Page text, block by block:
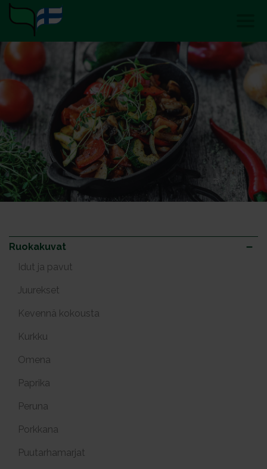
Ruokakuvat
Idut ja pavut
Juurekset
Kevennä kokousta
Kurkku
Omena
Paprika
Peruna
Porkkana
Puutarhamarjat